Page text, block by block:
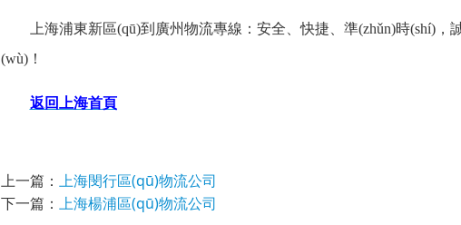
上海浦東新區(qū)到廣州物流專線 ：安全、快捷、準(zhǔn)時(shí)，
(wù)！
返回上海首頁
上一篇： 上海閔行區(qū)物流公司
下一篇： 上海楊浦區(qū)物流公司